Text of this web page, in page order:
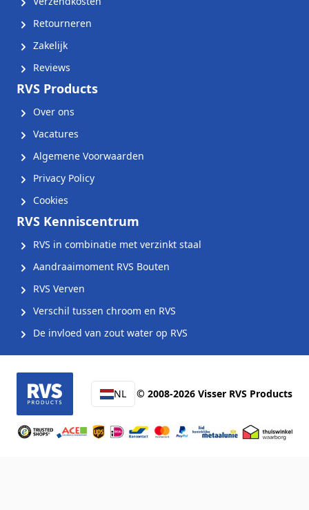
Retourneren
Zakelijk
Reviews
RVS Products
Over ons
Vacatures
Algemene Voorwaarden
Privacy Policy
Cookies
RVS Kenniscentrum
RVS in combinatie met verzinkt staal
Aandraaimoment RVS Bouten
RVS Verven
Verschil tussen chroom en RVS
De invloed van zout water op RVS
NL © 2008-2026 Visser RVS Products